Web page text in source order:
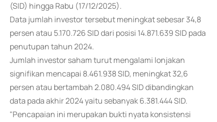
(SID) hingga Rabu (17/12/2025).
Data jumlah investor tersebut meningkat sebesar 34,8
persen atau 5.170.726 SID dari posisi 14.871.639 SID pada
penutupan tahun 2024.
Jumlah investor saham turut mengalami lonjakan
signifikan mencapai 8.461.938 SID, meningkat 32,6
persen atau bertambah 2.080.494 SID dibandingkan
data pada akhir 2024 yaitu sebanyak 6.381.444 SID.
"Pencapaian ini merupakan bukti nyata konsistensi